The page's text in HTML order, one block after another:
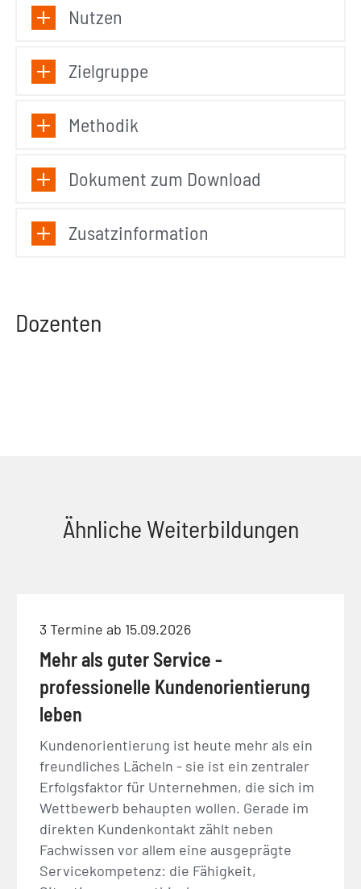
Nutzen
Zielgruppe
Methodik
Dokument zum Download
Zusatzinformation
Dozenten
Ähnliche Weiterbildungen
3 Termine ab 15.09.2026
Mehr als guter Service -
professionelle Kundenorientierung
leben
Kundenorientierung ist heute mehr als ein
freundliches Lächeln - sie ist ein zentraler
Erfolgsfaktor für Unternehmen, die sich im
Wettbewerb behaupten wollen. Gerade im
direkten Kundenkontakt zählt neben
Fachwissen vor allem eine ausgeprägte
Servicekompetenz: die Fähigkeit,